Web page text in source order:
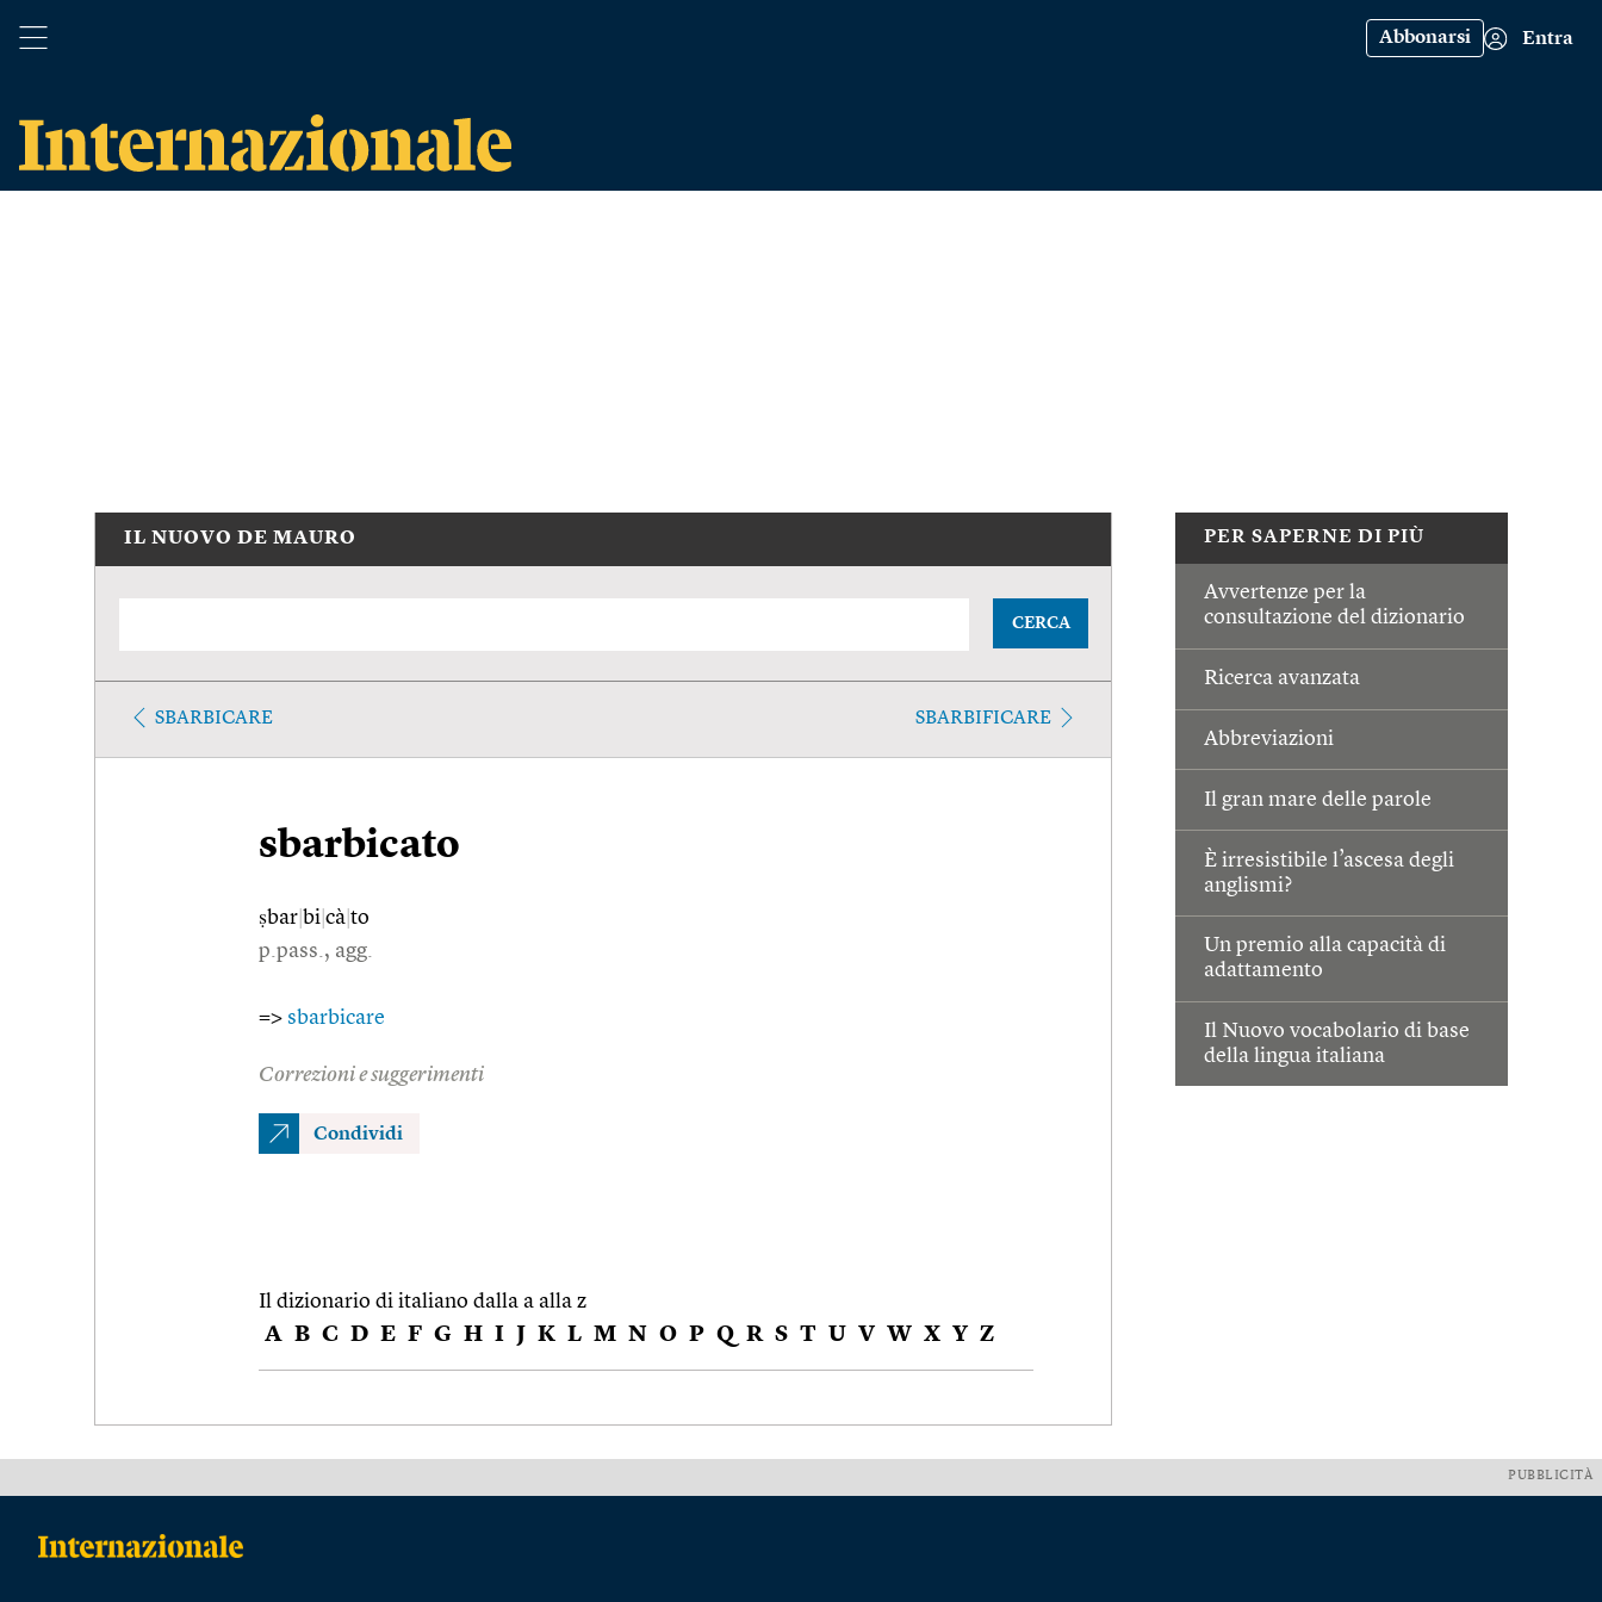
Abbonarsi Entra
PER SAPERNE DI PIÙ
Avvertenze per la
consultazione del dizionario
Ricerca avanzata
Abbreviazioni
Il gran mare delle parole
È irresistibile l’ascesa degli
anglismi?
Un premio alla capacità di
adattamento
Il Nuovo vocabolario di base
della lingua italiana
IL NUOVO DE MAURO
CERCA
SBARBICARE SBARBIFICARE
sbarbicato
ṣbar bi cà to
p.pass., agg.
=> sbarbicare
Correzioni e suggerimenti
Condividi
Il dizionario di italiano dalla a alla z
A B C D E F G H I J K L M N O P Q R S T U V W X Y Z
PUBBLICITÀ